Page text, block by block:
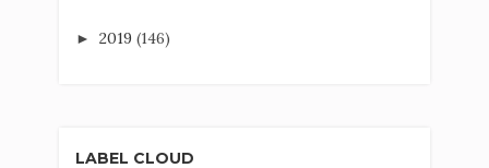
► 2019 (146)
LABEL CLOUD